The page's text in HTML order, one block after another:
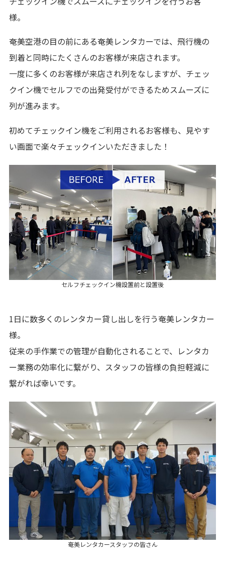
様。
奄美空港の目の前にある奄美レンタカーでは、飛行機の
到着と同時にたくさんのお客様が来店されます。
一度に多くのお客様が来店され列をなしますが、チェッ
クイン機でセルフでの出発受付ができるためスムーズに
列が進みます。
初めてチェックイン機をご利用されるお客様も、見やす
い画面で楽々チェックインいただきました！
セルフチェックイン機設置前と設置後
1日に数多くのレンタカー貸し出しを行う奄美レンタカー
様。
従来の手作業での管理が自動化されることで、レンタカ
ー業務の効率化に繋がり、スタッフの皆様の負担軽減に
繋がれば幸いです。
奄美レンタカースタッフの皆さん